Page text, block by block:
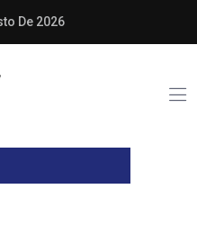
De 2026